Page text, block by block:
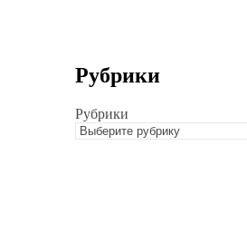
Рубрики
Рубрики